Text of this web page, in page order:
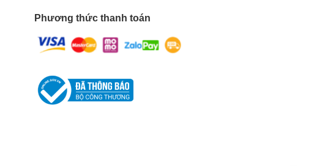
Phương thức thanh toán